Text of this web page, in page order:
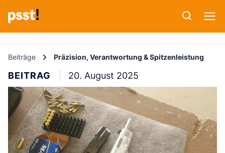
Beiträge Präzision, Verantwortung & Spitzenleistung
BEITRAG 20. August 2025